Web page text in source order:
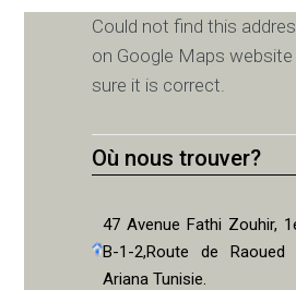
Could not find this
on Google Maps
sure it is correct.
Où nous trouver?
47 Avenue Fathi Zouhir,
B-1-2,Route de Raoued
Ariana Tunisie.